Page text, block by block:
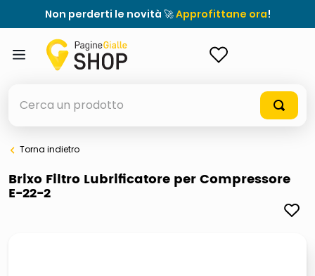
Non perderti le novità 🚀Approfittane ora!
elenchi telefonici
orologio parete
Torna indietro
Brixo Filtro Lubrificatore per Compressore
E-22-2